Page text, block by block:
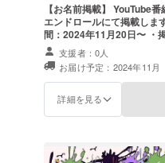
【お名前掲載】 YouTube
エンドロールにて掲載しま
間：2024年11月20日〜 ・
不可 ・支援時、必ず備考
支援者：0人
お届け予定：2024年11月
詳細を見る